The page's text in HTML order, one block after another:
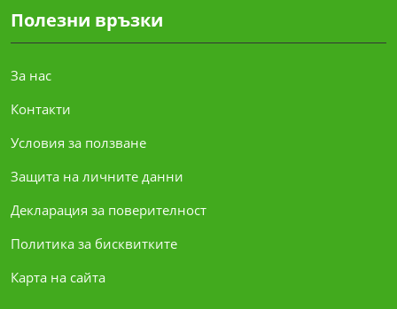
Полезни връзки
За нас
Контакти
Условия за ползване
Защита на личните данни
Декларация за поверителност
Политика за бисквитките
Карта на сайта